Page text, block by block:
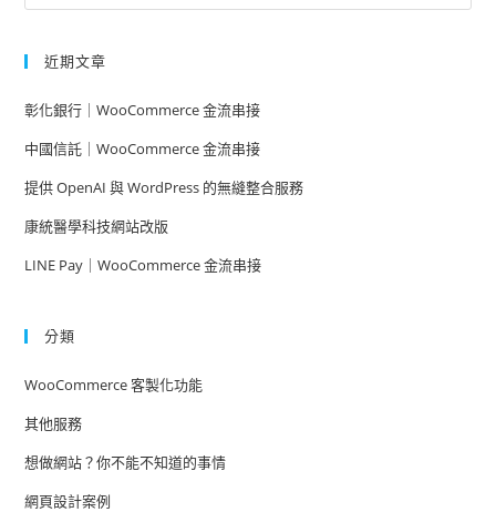
近期文章
彰化銀行｜WooCommerce 金流串接
中國信託｜WooCommerce 金流串接
提供 OpenAI 與 WordPress 的無縫整合服務
康統醫學科技網站改版
LINE Pay｜WooCommerce 金流串接
分類
WooCommerce 客製化功能
其他服務
想做網站？你不能不知道的事情
網頁設計案例